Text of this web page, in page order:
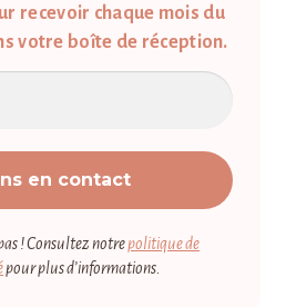
recevoir chaque mois du
votre boîte de réception.
! Consultez notrepolitique de
pour plus d’informations.